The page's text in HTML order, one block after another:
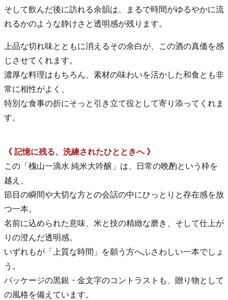
そして飲んだ後に訪れる余韻は、まるで時間がゆるやかに流
れるかのような静けさと透明感が残ります。
上品な切れ味とともに消えるその余白が、この酒の真価を感
じさせてくれます。
濃厚な料理はもちろん、素材の味わいを活かした和食とも非
常に相性がよく、
特別な食事の折にそっと引き立て役として寄り添ってくれま
す。
《 記憶に残る、洗練されたひとときへ 》
この「槐山一滴水 純米大吟醸」は、日常の晩酌という枠を
越え、
節目の瞬間や大切な方との会話の中にひっとりと存在感を放
つ一本。
名前に込められた意味、米と技の精緻な磨き、そして仕上が
りの澄んだ透明感。
いずれもが「上質な時間」を願う方へふさわしい一本でしょ
う。
パッケージの黒銀・金文字のコントラストも、贈り物として
の風格を備えています。